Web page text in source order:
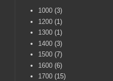
1000 (3)
1200 (1)
1300 (1)
1400 (3)
1500 (7)
1600 (6)
1700 (15)